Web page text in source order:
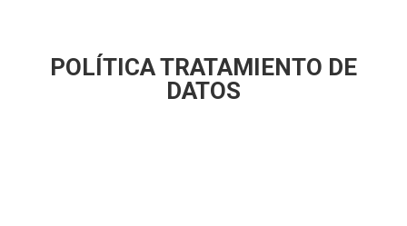
POLÍTICA TRATAMIENTO DE
DATOS